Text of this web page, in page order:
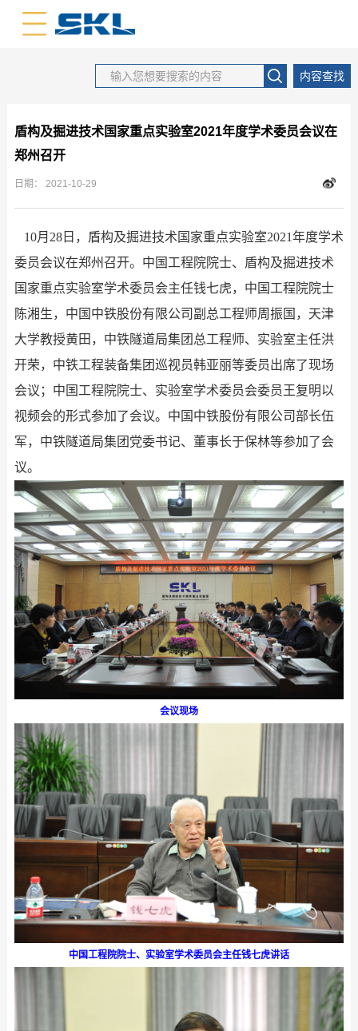
中文版 英文版
内容查找
盾构及掘进技术国家重点实验室2021年度学术委员会议在
郑州召开
日期： 2021-10-29
10月28日，盾构及掘进技术国家重点实验室2021年度学术
委员会议在郑州召开。中国工程院院士、盾构及掘进技术
国家重点实验室学术委员会主任钱七虎，中国工程院院士
陈湘生，中国中铁股份有限公司副总工程师周振国，天津
大学教授黄田，中铁隧道局集团总工程师、实验室主任洪
开荣，中铁工程装备集团巡视员韩亚丽等委员出席了现场
会议；中国工程院院士、实验室学术委员会委员王复明以
视频会的形式参加了会议。中国中铁股份有限公司部长伍
军，中铁隧道局集团党委书记、董事长于保林等参加了会
议。
会议现场
中国工程院院士、实验室学术委员会主任钱七虎讲话